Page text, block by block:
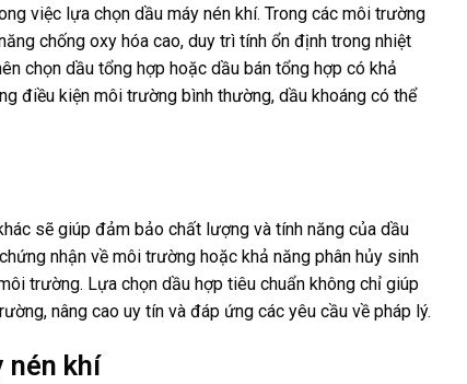
việc lựa chọn dầu máy nén khí. Trong các môi trường
chống oxy hóa cao, duy trì tính ổn định trong nhiệt
chọn dầu tổng hợp hoặc dầu bán tổng hợp có khả
điều kiện môi trường bình thường, dầu khoáng có thể
sẽ giúp đảm bảo chất lượng và tính năng của dầu
nhận về môi trường hoặc khả năng phân hủy sinh
trường. Lựa chọn dầu hợp tiêu chuẩn không chỉ giúp
nâng cao uy tín và đáp ứng các yêu cầu về pháp lý.
nén khí